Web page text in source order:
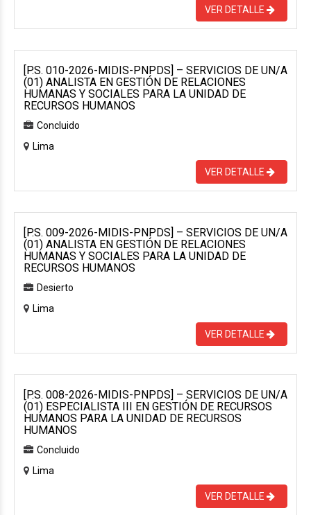
VER DETALLE
[P.S. 010-2026-MIDIS-PNPDS] – SERVICIOS DE UN/A
(01) ANALISTA EN GESTIÓN DE RELACIONES
HUMANAS Y SOCIALES PARA LA UNIDAD DE
RECURSOS HUMANOS
Concluido
Lima
VER DETALLE
[P.S. 009-2026-MIDIS-PNPDS] – SERVICIOS DE UN/A
(01) ANALISTA EN GESTIÓN DE RELACIONES
HUMANAS Y SOCIALES PARA LA UNIDAD DE
RECURSOS HUMANOS
Desierto
Lima
VER DETALLE
[P.S. 008-2026-MIDIS-PNPDS] – SERVICIOS DE UN/A
(01) ESPECIALISTA III EN GESTIÓN DE RECURSOS
HUMANOS PARA LA UNIDAD DE RECURSOS
HUMANOS
Concluido
Lima
VER DETALLE